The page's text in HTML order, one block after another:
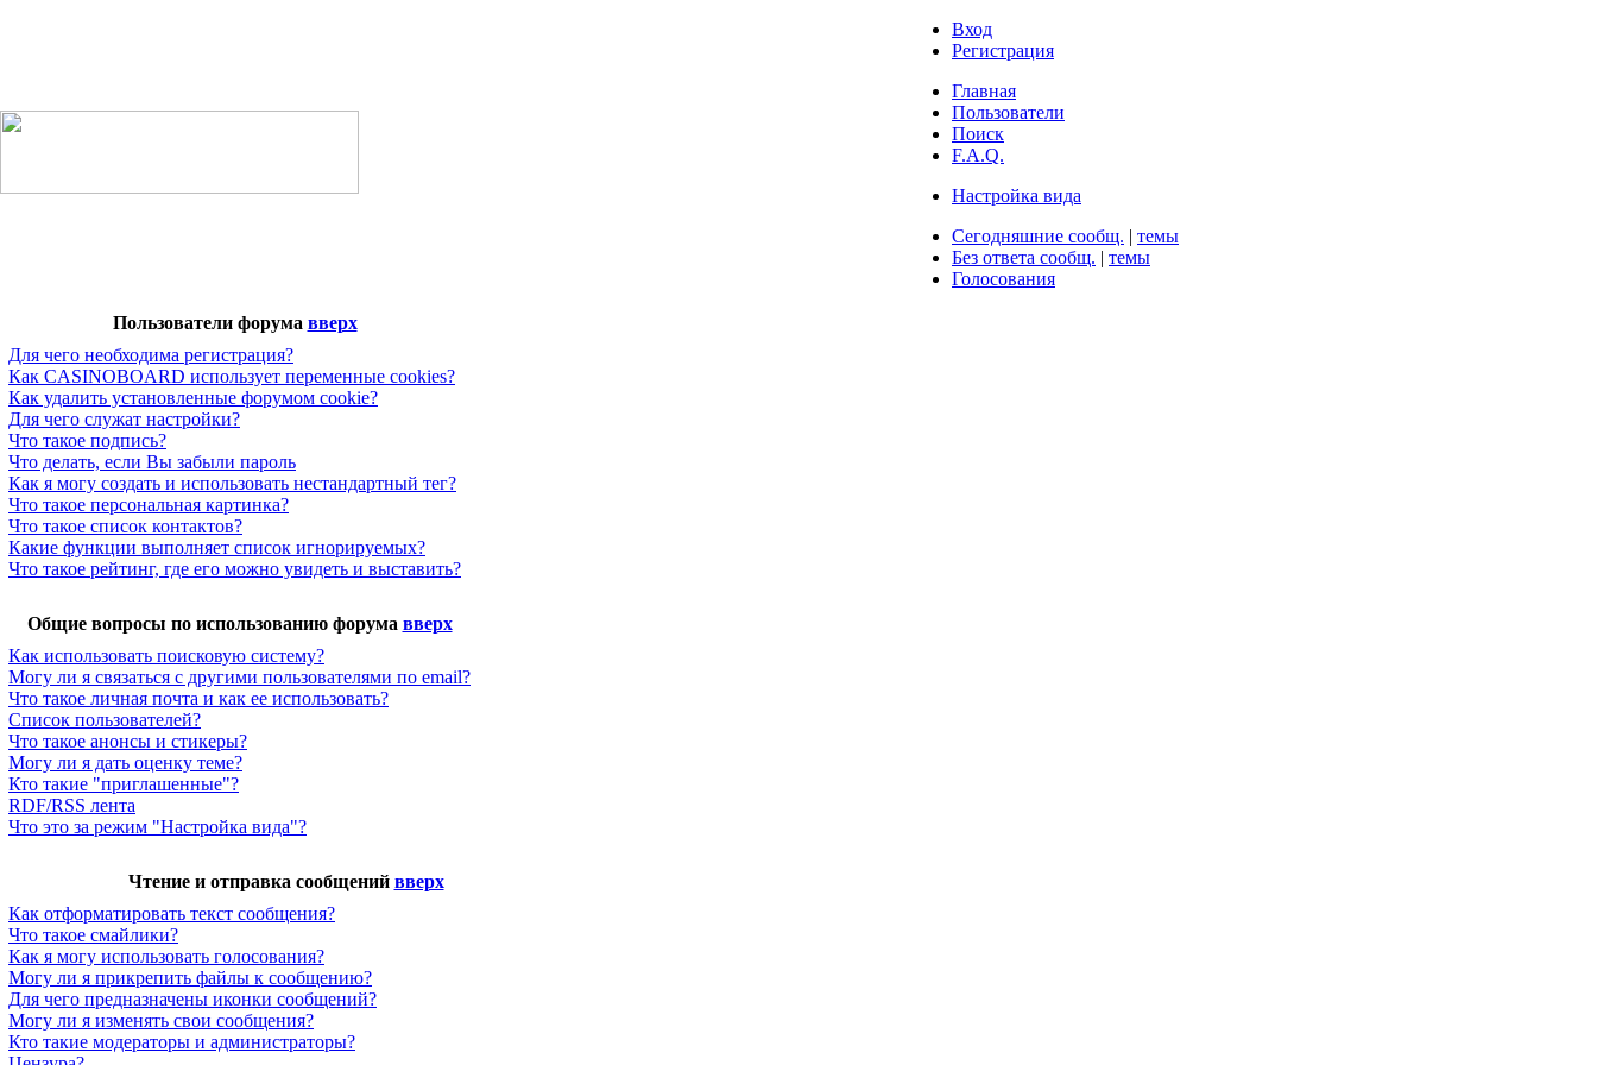
Вход
Регистрация
Главная
Пользователи
Поиск
F.A.Q.
Настройка вида
Сегодняшние сообщ. | темы
Без ответа сообщ. | темы
Голосования
Пользователи форума вверх
Для чего необходима регистрация?
Как CASINOBOARD использует переменные cookies?
Как удалить установленные форумом cookie?
Для чего служат настройки?
Что такое подпись?
Что делать, если Вы забыли пароль
Как я могу создать и использовать нестандартный тег?
Что такое персональная картинка?
Что такое список контактов?
Какие функции выполняет список игнорируемых?
Что такое рейтинг, где его можно увидеть и выставить?
Общие вопросы по использованию форума вверх
Как использовать поисковую систему?
Могу ли я связаться с другими пользователями по email?
Что такое личная почта и как ее использовать?
Список пользователей?
Что такое анонсы и стикеры?
Могу ли я дать оценку теме?
Кто такие "приглашенные"?
RDF/RSS лента
Что это за режим "Настройка вида"?
Чтение и отправка сообщений вверх
Как отформатировать текст сообщения?
Что такое смайлики?
Как я могу использовать голосования?
Могу ли я прикрепить файлы к сообщению?
Для чего предназначены иконки сообщений?
Могу ли я изменять свои сообщения?
Кто такие модераторы и администраторы?